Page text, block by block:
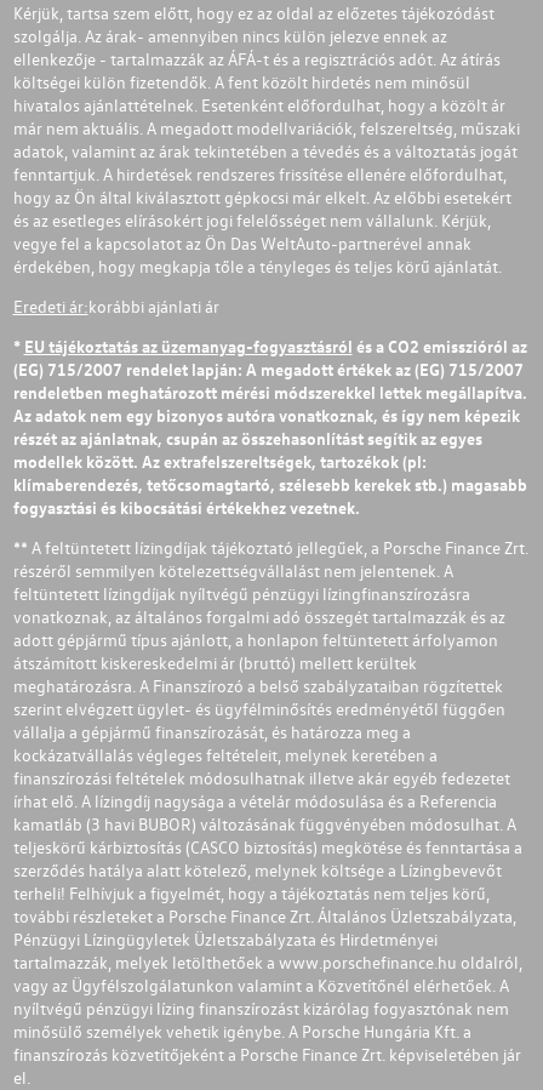
Kérjük, tartsa szem előtt, hogy ez az oldal az előzetes tájékozódást
szolgálja. Az árak- amennyiben nincs külön jelezve ennek az
ellenkezője - tartalmazzák az ÁFÁ-t és a regisztrációs adót. Az átírás
költségei külön fizetendők. A fent közölt hirdetés nem minősül
hivatalos ajánlattételnek. Esetenként előfordulhat, hogy a közölt ár
már nem aktuális. A megadott modellvariációk, felszereltség, műszaki
adatok, valamint az árak tekintetében a tévedés és a változtatás jogát
fenntartjuk. A hirdetések rendszeres frissítése ellenére előfordulhat,
hogy az Ön által kiválasztott gépkocsi már elkelt. Az előbbi esetekért
és az esetleges elírásokért jogi felelősséget nem vállalunk. Kérjük,
vegye fel a kapcsolatot az Ön Das WeltAuto-partnerével annak
érdekében, hogy megkapja tőle a tényleges és teljes körű ajánlatát.
Eredeti ár:korábbi ajánlati ár
* EU tájékoztatás az üzemanyag-fogyasztásról és a CO2 emisszióról az
(EG) 715/2007 rendelet lapján: A megadott értékek az (EG) 715/2007
rendeletben meghatározott mérési módszerekkel lettek megállapítva.
Az adatok nem egy bizonyos autóra vonatkoznak, és így nem képezik
részét az ajánlatnak, csupán az összehasonlítást segítik az egyes
modellek között. Az extrafelszereltségek, tartozékok (pl:
klímaberendezés, tetőcsomagtartó, szélesebb kerekek stb.) magasabb
fogyasztási és kibocsátási értékekhez vezetnek.
** A feltüntetett lízingdíjak tájékoztató jellegűek, a Porsche Finance Zrt.
részéről semmilyen kötelezettségvállalást nem jelentenek. A
feltüntetett lízingdíjak nyíltvégű pénzügyi lízingfinanszírozásra
vonatkoznak, az általános forgalmi adó összegét tartalmazzák és az
adott gépjármű típus ajánlott, a honlapon feltüntetett árfolyamon
átszámított kiskereskedelmi ár (bruttó) mellett kerültek
meghatározásra. A Finanszírozó a belső szabályzataiban rögzítettek
szerint elvégzett ügylet- és ügyfélminősítés eredményétől függően
vállalja a gépjármű finanszírozását, és határozza meg a
kockázatvállalás végleges feltételeit, melynek keretében a
finanszírozási feltételek módosulhatnak illetve akár egyéb fedezetet
írhat elő. A lízingdíj nagysága a vételár módosulása és a Referencia
kamatláb (3 havi BUBOR) változásának függvényében módosulhat. A
teljeskörű kárbiztosítás (CASCO biztosítás) megkötése és fenntartása a
szerződés hatálya alatt kötelező, melynek költsége a Lízingbevevőt
terheli! Felhívjuk a figyelmét, hogy a tájékoztatás nem teljes körű,
további részleteket a Porsche Finance Zrt. Általános Üzletszabályzata,
Pénzügyi Lízingügyletek Üzletszabályzata és Hirdetményei
tartalmazzák, melyek letölthetőek a www.porschefinance.hu oldalról,
vagy az Ügyfélszolgálatunkon valamint a Közvetítőnél elérhetőek. A
nyíltvégű pénzügyi lízing finanszírozást kizárólag fogyasztónak nem
minősülő személyek vehetik igénybe. A Porsche Hungária Kft. a
finanszírozás közvetítőjeként a Porsche Finance Zrt. képviseletében jár
el.